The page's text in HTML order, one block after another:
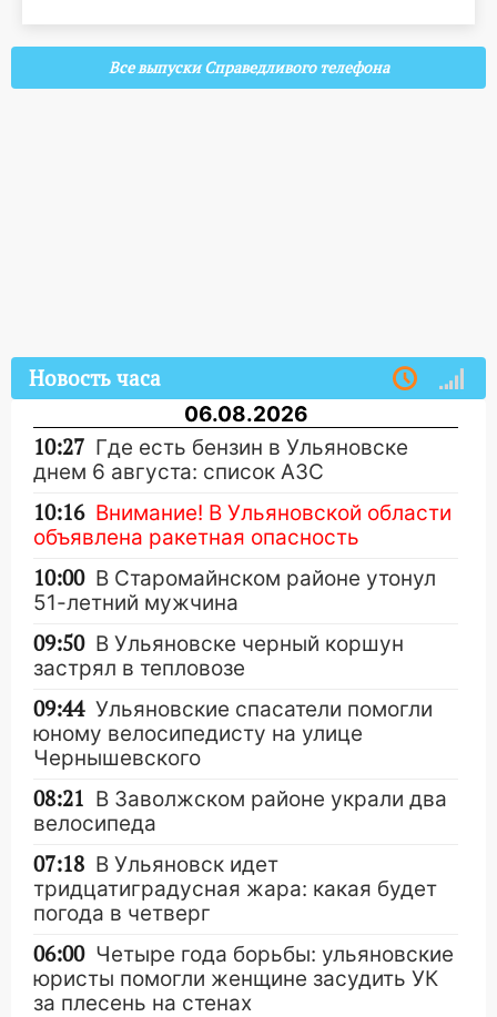
Все выпуски Справедливого телефона
Новость часа
06.08.2026
10:27 Где есть бензин в Ульяновске
днем 6 августа: список АЗС
10:16 Внимание! В Ульяновской области
объявлена ракетная опасность
10:00 В Старомайнском районе утонул
51-летний мужчина
09:50 В Ульяновске черный коршун
застрял в тепловозе
09:44 Ульяновские спасатели помогли
юному велосипедисту на улице
Чернышевского
08:21 В Заволжском районе украли два
велосипеда
07:18 В Ульяновск идет
тридцатиградусная жара: какая будет
погода в четверг
06:00 Четыре года борьбы: ульяновские
юристы помогли женщине засудить УК
за плесень на стенах